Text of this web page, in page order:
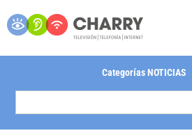
Categorías NOTICIAS